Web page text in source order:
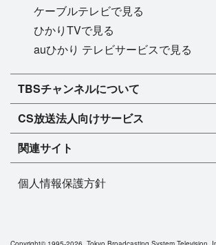
ケーブルテレビで見る
ひかりTVで見る
auひかり テレビサービスで見る
TBSチャンネル1
TBSチャンネル2
マンスリーガイド［PDF］
TBSチャンネルについて
TBSチャンネルについて
FAQ・よくあるご質問
インフォメーション
プレゼント
CS放送法人向けサービス
法人向けサービスについて
TBSチャンネル1
TBSチャンネル2
今月放送
ドラマ
バラエティ
音楽
アニメ・特撮
関連サイト
BS-TBS
個人情報保護方針